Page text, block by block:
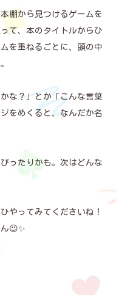
棚から見つけるゲームを
て、本のタイトルからひ
を重ねるごとに、頭の中
な？」とか「こんな言葉
をめくると、なんだか名
ったりかも。次はどんな
やってみてくださいね！
😉✨